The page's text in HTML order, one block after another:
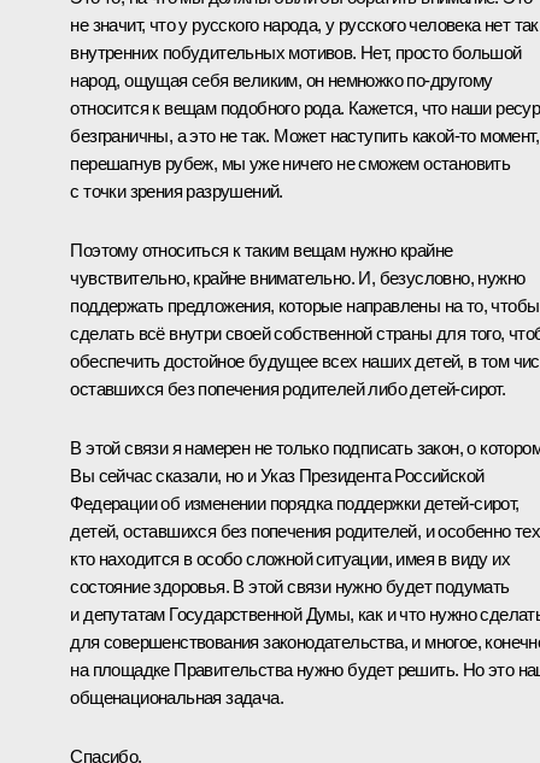
не значит, что у русского народа, у русского человека нет
внутренних побудительных мотивов. Нет, просто большой
народ, ощущая себя великим, он немножко по‑другому
относится к вещам подобного рода. Кажется, что наши
безграничны, а это не так. Может наступить какой‑то
перешагнув рубеж, мы уже ничего не сможем остановить
с точки зрения разрушений.
Поэтому относиться к таким вещам нужно крайне
чувствительно, крайне внимательно. И, безусловно, нужно
поддержать предложения, которые направлены на то, чтобы
сделать всё внутри своей собственной страны для того,
обеспечить достойное будущее всех наших детей, в том
оставшихся без попечения родителей либо детей-сирот.
В этой связи я намерен не только подписать закон, о
Вы сейчас сказали, но и Указ Президента Российской
Федерации об изменении порядка поддержки детей-сирот,
детей, оставшихся без попечения родителей, и особенно
кто находится в особо сложной ситуации, имея в виду их
состояние здоровья. В этой связи нужно будет подумать
и депутатам Государственной Думы, как и что нужно
для совершенствования законодательства, и многое,
на площадке Правительства нужно будет решить. Но это
общенациональная задача.
Спасибо.